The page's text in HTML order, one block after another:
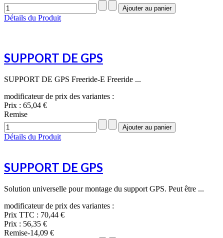
Détails du Produit
SUPPORT DE GPS
SUPPORT DE GPS Freeride-E Freeride ...
modificateur de prix des variantes :
Prix : 65,04 €
Remise
Détails du Produit
SUPPORT DE GPS
Solution universelle pour montage du support GPS. Peut être ...
modificateur de prix des variantes :
Prix TTC : 70,44 €
Prix : 56,35 €
Remise-14,09 €